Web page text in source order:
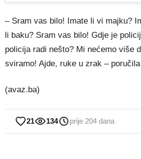
– Sram vas bilo! Imate li vi majku?
li baku? Sram vas bilo! Gdje je
policija radi nešto? Mi nećemo više
sviramo! Ajde, ruke u zrak –
(avaz.ba)
21 134 prije 204 dana